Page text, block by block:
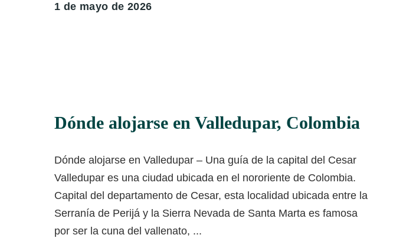
1 de mayo de 2026
Dónde alojarse en Valledupar, Colombia
Dónde alojarse en Valledupar – Una guía de la capital del Cesar
Valledupar es una ciudad ubicada en el nororiente de Colombia.
Capital del departamento de Cesar, esta localidad ubicada entre la
Serranía de Perijá y la Sierra Nevada de Santa Marta es famosa
por ser la cuna del vallenato, ...